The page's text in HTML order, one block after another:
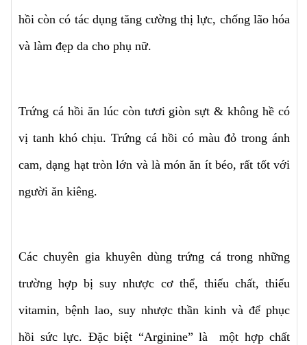
hồi còn có tác dụng tăng cường thị lực, chống lão hóa
và làm đẹp da cho phụ nữ.
Trứng cá hồi ăn lúc còn tươi giòn sựt & không hề có
vị tanh khó chịu. Trứng cá hồi có màu đỏ trong ánh
cam, dạng hạt tròn lớn và là món ăn ít béo, rất tốt với
người ăn kiêng.
Các chuyên gia khuyên dùng trứng cá trong những
trường hợp bị suy nhược cơ thể, thiếu chất, thiếu
vitamin, bệnh lao, suy nhược thần kinh và để phục
hồi sức lực. Đặc biệt “Arginine” là một hợp chất